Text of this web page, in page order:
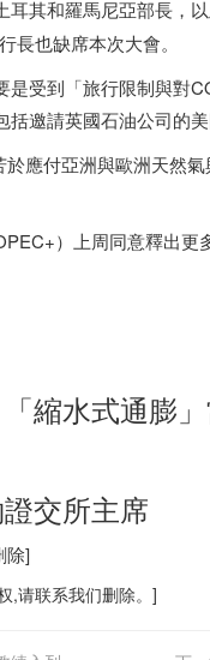
耳其和羅馬尼亞部長，以
長也缺席本次大會。
受到「旅行限制與對
邀請英國石油公司的美
應付亞洲與歐洲天然
）上周同意釋出
縮水式通膨
交所主席
除]
,请联系我们删除。]